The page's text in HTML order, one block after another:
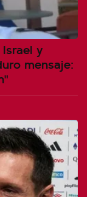
y
mensaje: